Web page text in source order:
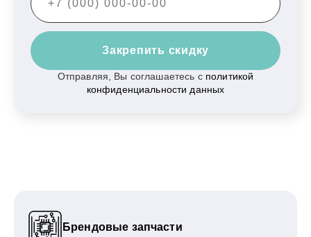
Закрепить скидку
Отправляя, Вы соглашаетесь с политикой
конфиденциальности данных
Брендовые запчасти